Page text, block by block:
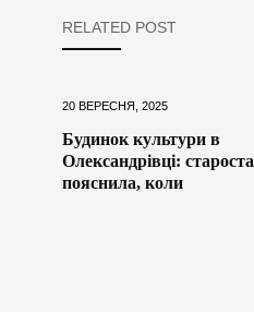
RELATED POST
20 ВЕРЕСНЯ, 2025
Будинок культури в
Олександрівці: староста
пояснила, коли